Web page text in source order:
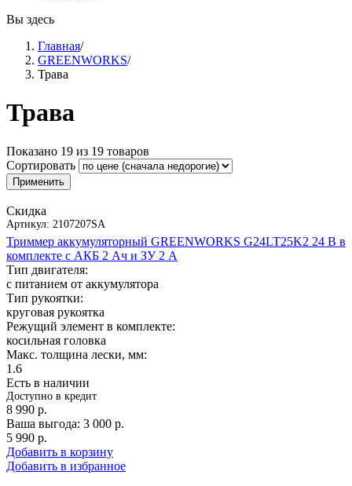
Вы здесь
Главная/
GREENWORKS/
Трава
Трава
Показано 19 из 19 товаров
Сортировать
Скидка
Артикул: 2107207SA
Триммер аккумуляторный GREENWORKS G24LT25K2 24 В в
комплекте с АКБ 2 Ач и ЗУ 2 А
Тип двигателя:
с питанием от аккумулятора
Тип рукоятки:
круговая рукоятка
Режущий элемент в комплекте:
косильная головка
Макс. толщина лески, мм:
1.6
Есть в наличии
Доступно в кредит
8 990 р.
Ваша выгода: 3 000 р.
5 990 р.
Добавить в корзину
Добавить в избранное